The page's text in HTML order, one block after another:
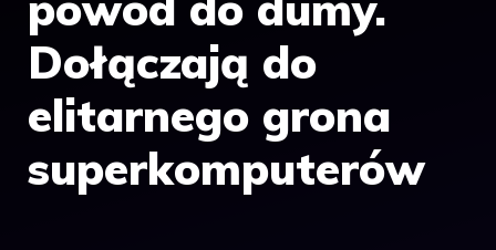
Dołączają do
elitarnego grona
superkomputerów